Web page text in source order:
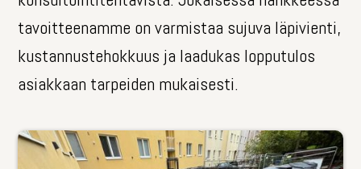
tavoitteenamme on varmistaa sujuva läpivienti,
kustannustehokkuus ja laadukas lopputulos
asiakkaan tarpeiden mukaisesti.